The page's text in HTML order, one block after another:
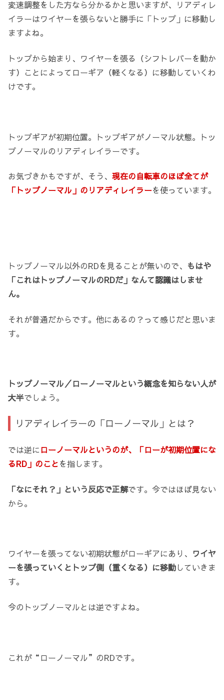
変速調整をした方なら分かるかと思いますが、リアディレ
イラーはワイヤーを張らないと勝手に「トップ」に移動し
ますよね。
トップから始まり、ワイヤーを張る（シフトレバーを動か
す）ことによってローギア（軽くなる）に移動していくわ
けです。
トップギアが初期位置。トップギアがノーマル状態。トッ
プノーマルのリアディレイラーです。
お気づきかもですが、そう、 現在の自転車のほぼ全てが
「トップノーマル」のリアディレイラーを使っています。
トップノーマル以外のRDを見ることが無いので、 もはや
「これはトップノーマルのRDだ」なんて認識はしませ
ん。
それが普通だからです。他にあるの？って感じだと思いま
す。
トップノーマル／ローノーマルという概念を知らない人が
大半でしょう。
リアディレイラーの「ローノーマル」とは？
では逆にローノーマルというのが、「ローが初期位置にな
るRD」のことを指します。
「なにそれ？」という反応で正解です。今ではほぼ見ない
から。
ワイヤーを張ってない初期状態がローギアにあり、 ワイヤ
ーを張っていくとトップ側（重くなる）に移動していきま
す。
今のトップノーマルとは逆ですよね。
これが“ローノーマル”のRDです。